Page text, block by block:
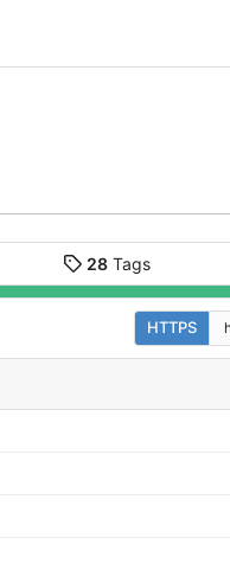
28Tags
HTTPS